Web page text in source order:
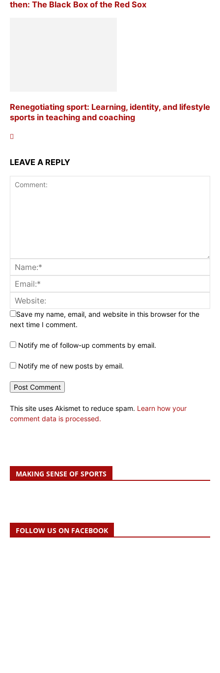
then: The Black Box of the Red Sox
Renegotiating sport: Learning, identity, and lifestyle
sports in teaching and coaching
LEAVE A REPLY
Save my name, email, and website in this browser for the
next time I comment.
Notify me of follow-up comments by email.
Notify me of new posts by email.
This site uses Akismet to reduce spam. Learn how your
comment data is processed.
MAKING SENSE OF SPORTS
FOLLOW US ON FACEBOOK